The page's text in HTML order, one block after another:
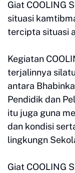
Giat COOLING
situasi
tercipta situasi
Kegiatan
terjalinnya
antara
Pendidik dan
itu juga guna
dan kondisi
lingkungn
​Giat COOLING